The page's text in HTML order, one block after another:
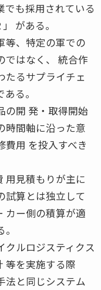
でも採用されている
がある。
等、特定の軍での
ではなく、 統合作
たるサプライチェ
る。
の開 発・取得開始
時間軸に沿った意
費用 を投入すべき
見積もりが主に
試算とは独立して
カー側の積算が適
クルロジスティクス
等を実施する際
法と同じシステム